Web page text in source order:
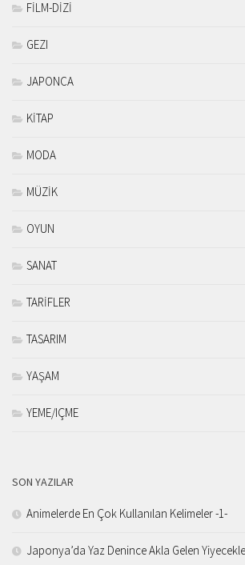
FİLM-DİZİ
GEZI
JAPONCA
KİTAP
MODA
MÜZİK
OYUN
SANAT
TARİFLER
TASARIM
YAŞAM
YEME/IÇME
SON YAZILAR
Animelerde En Çok Kullanılan Kelimeler -1-
Japonya’da Yaz Denince Akla Gelen